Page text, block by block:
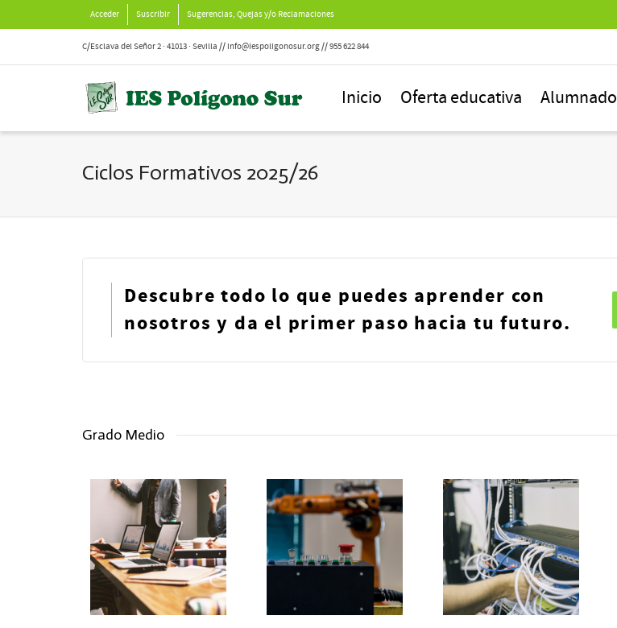
Acceder Suscribir Sugerencias, Quejas y/o Reclamaciones
C/Esclava del Señor 2 · 41013 · Sevilla // info@iespoligonosur.org // 955 622 844
Inicio Oferta educativa Alumnado
Ciclos Formativos 2025/26
Descubre todo lo que puedes aprender con
nosotros y da el primer paso hacia tu futuro.
Grado Medio